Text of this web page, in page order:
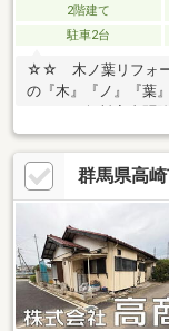
2階建て
駐車2台
☆☆ 木ノ葉リフォー
の『木』『ノ』『葉
ターサービスがつい
ます！内覧時に、無
オウチ探しも、リフ
『きつね隊』・『ゴ
みが、整っています
っております♪お家
ださい＾＾
群馬県高